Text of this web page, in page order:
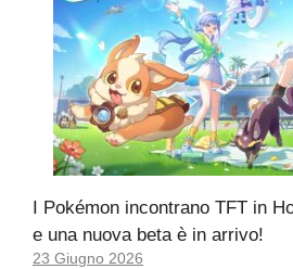
I Pokémon incontrano TFT in
e una nuova beta è in arrivo!
23 Giugno 2026